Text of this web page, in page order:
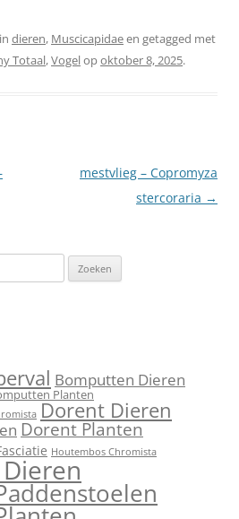
dieren, Muscicapidaeen getagged met
Totaal,Vogelopoktober 8, 2025.
mestvlieg – Copromyza
stercoraria →
Bomputten Dieren
Planten
Dorent Dieren
Dorent Planten
Houtembos Chromista